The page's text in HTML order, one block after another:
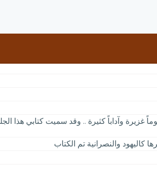
غزيرة وآداباً كثيرة .. وقد سميت كتابي هذا
والنصرانية تم الكتاب